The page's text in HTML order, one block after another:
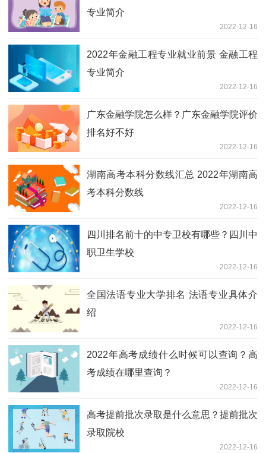
专业简介
2022-12-16
2022年金融工程专业就业前景 金融工程
专业简介
2022-12-16
广东金融学院怎么样？广东金融学院评价
排名好不好
2022-12-16
湖南高考本科分数线汇总 2022年湖南高
考本科分数线
2022-12-16
四川排名前十的中专卫校有哪些？四川中
职卫生学校
2022-12-16
全国法语专业大学排名 法语专业具体介
绍
2022-12-16
2022年高考成绩什么时候可以查询？高
考成绩在哪里查询？
2022-12-16
高考提前批次录取是什么意思？提前批次
录取院校
2022-12-16